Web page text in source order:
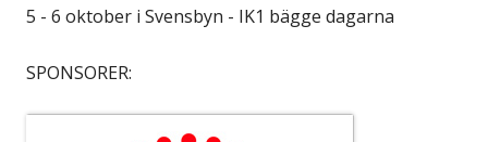
5 - 6 oktober i Svensbyn - IK1 bägge dagarna
SPONSORER: